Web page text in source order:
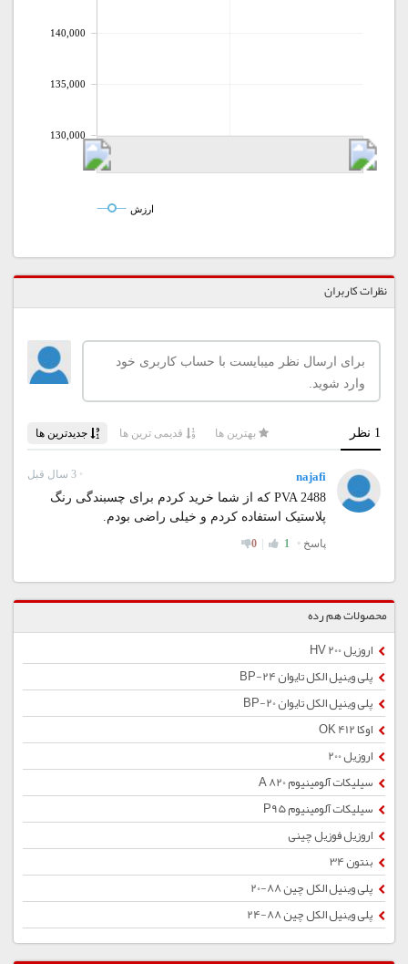
130,000
135,000
140,000
ارزش
نظرات کاربران
محصولات هم رده
اروزیل 200 HV
پلی وینیل الکل تایوان BP-24
پلی وینیل الکل تایوان BP-20
اوکا OK 412
اروزیل 200
سیلیکات آلومینیوم A 820
سیلیکات آلومینیوم P95
اروزیل فوزیل چینی
بنتون 34
پلی وینیل الکل چین 88-20
پلی وینیل الکل چین 88-24